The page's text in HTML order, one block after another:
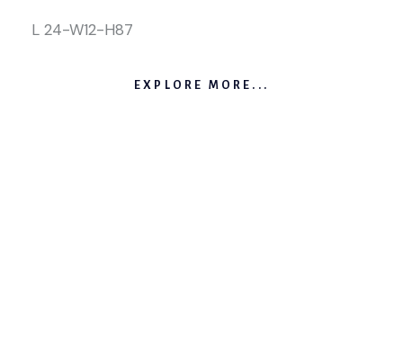
L 24-W12-H87
EXPLORE MORE...